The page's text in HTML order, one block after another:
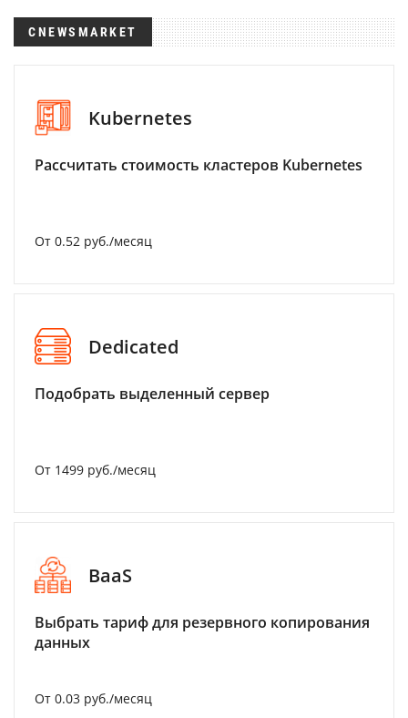
CNEWSMARKET
Kubernetes
Рассчитать стоимость кластеров Kubernetes
От 0.52 руб./месяц
Dedicated
Подобрать выделенный сервер
От 1499 руб./месяц
BaaS
Выбрать тариф для резервного копирования
данных
От 0.03 руб./месяц